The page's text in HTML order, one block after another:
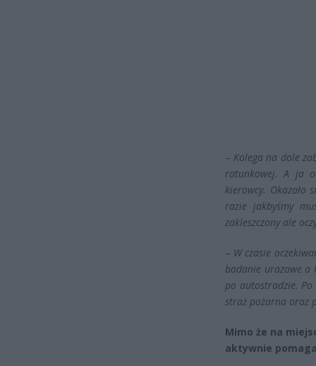
– Kolega na dole
ratunkowej. A ja
kierowcy. Okazało
razie jakbyśmy
zakleszczony ale
– W czasie
badanie urazowe a
po autostradzie.
straż pożarna oraz
Mimo że na
aktywnie